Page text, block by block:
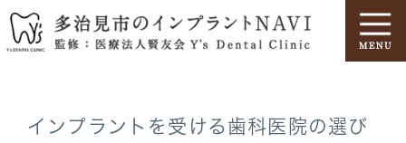
インプラントを受ける歯科医院の選び